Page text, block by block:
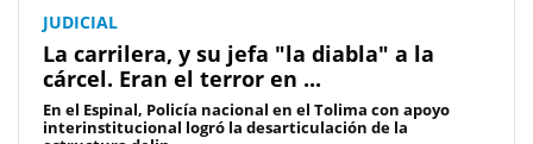
JUDICIAL
La carrilera, y su jefa "la diabla" a la
cárcel. Eran el terror en ...
En el Espinal, Policía nacional en el Tolima con apoyo
interinstitucional logró la desarticulación de la